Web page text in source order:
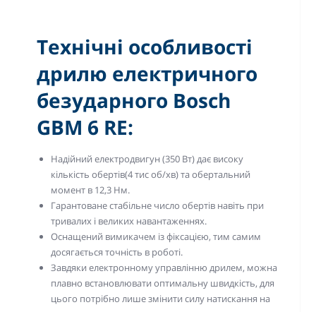
Технічні особливості
дрилю електричного
безударного Bosch
GBM 6 RE:
Надійний електродвигун (350 Вт) дає високу
кількість обертів(4 тис об/хв) та обертальний
момент в 12,3 Нм.
Гарантоване стабільне число обертів навіть при
тривалих і великих навантаженнях.
Оснащений вимикачем із фіксацією, тим самим
досягається точність в роботі.
Завдяки електронному управлінню дрилем, можна
плавно встановлювати оптимальну швидкість, для
цього потрібно лише змінити силу натискання на